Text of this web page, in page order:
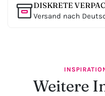
DISKRETE
Versand nach
Weitere